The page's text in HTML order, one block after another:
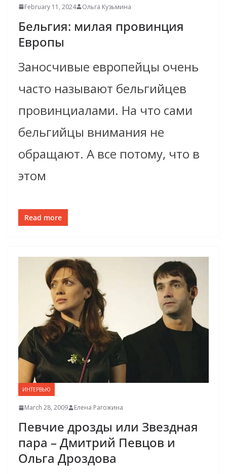
February 11, 2024 Ольга Кузьмина
Бельгия: милая провинция
Европы
Заносчивые европейцы очень
часто называют бельгийцев
провинциалами. На что сами
бельгийцы внимания не
обращают. А все потому, что в
этом
Read more
ИНТЕРВЬЮ
March 28, 2009 Елена Рагожина
Певчие дрозды или Звездная
пара – Дмитрий Певцов и
Ольга Дроздова